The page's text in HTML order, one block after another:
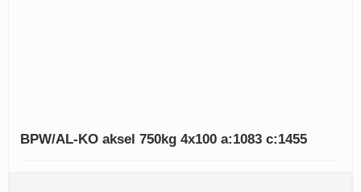
BPW/AL-KO aksel 750kg 4x100 a:1083 c:1455